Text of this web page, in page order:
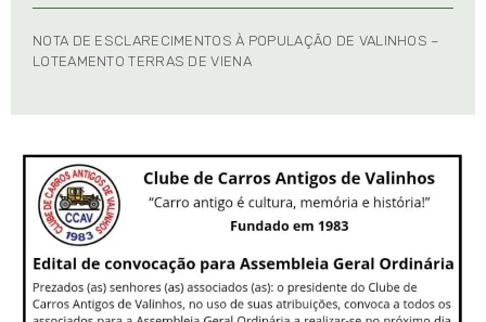
NOTA DE ESCLARECIMENTOS À POPULAÇÃO DE VALINHOS –
LOTEAMENTO TERRAS DE VIENA